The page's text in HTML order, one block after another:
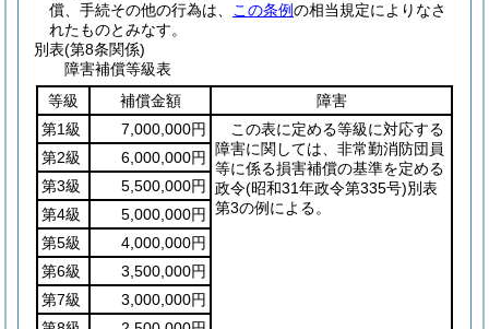
償、手続その他の行為は、
この条例の相当規定によりなさ
れたものとみなす。
別表(第8条関係)
障害補償等級表
等級
補償金額
障害
第1級
7,000,000円
この表に定める等級に対応する
障害に関しては、非常勤消防団員
等に係る損害補償の基準を定める
政令(昭和31年政令第335号)別表
第3の例による。
第2級
6,000,000円
第3級
5,500,000円
第4級
5,000,000円
第5級
4,000,000円
第6級
3,500,000円
第7級
3,000,000円